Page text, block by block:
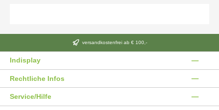
versandkostenfrei ab € 100,-
Indisplay
Rechtliche Infos
Service/Hilfe